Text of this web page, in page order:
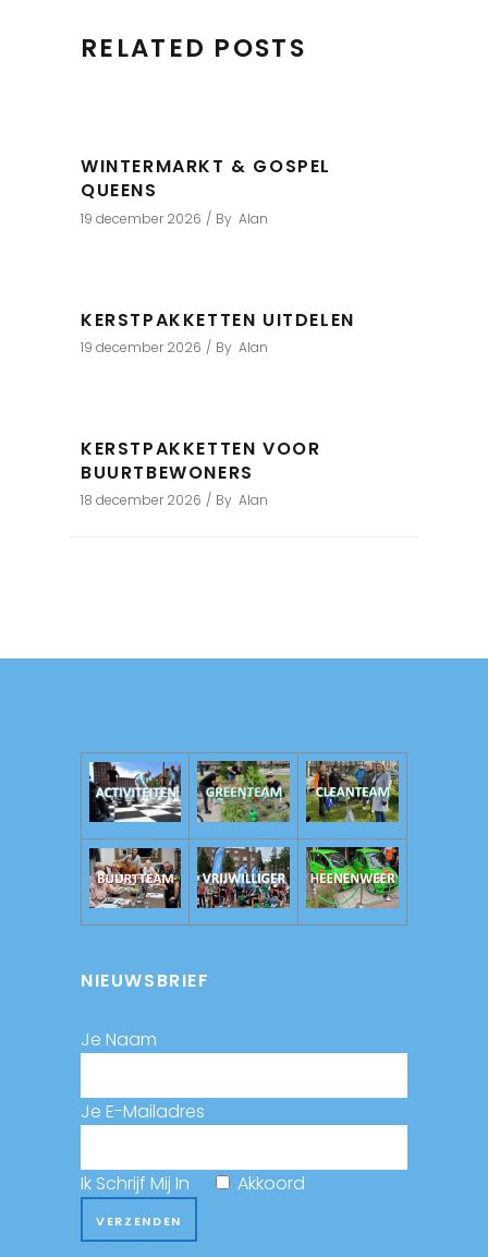
RELATED POSTS
WINTERMARKT & GOSPEL
QUEENS
19 december 2026 By Alan
KERSTPAKKETTEN UITDELEN
19 december 2026 By Alan
KERSTPAKKETTEN VOOR
BUURTBEWONERS
18 december 2026 By Alan
NIEUWSBRIEF
Je Naam
Je E-Mailadres
Ik Schrijf Mij In Akkoord